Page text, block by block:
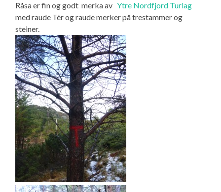
Råsa er fin og godt merka av Ytre Nordfjord Turlag
med raude Tèr og raude merker på trestammer og
steiner.